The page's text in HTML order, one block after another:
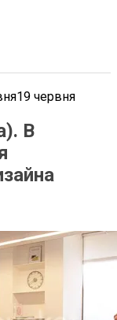
19 червня
В